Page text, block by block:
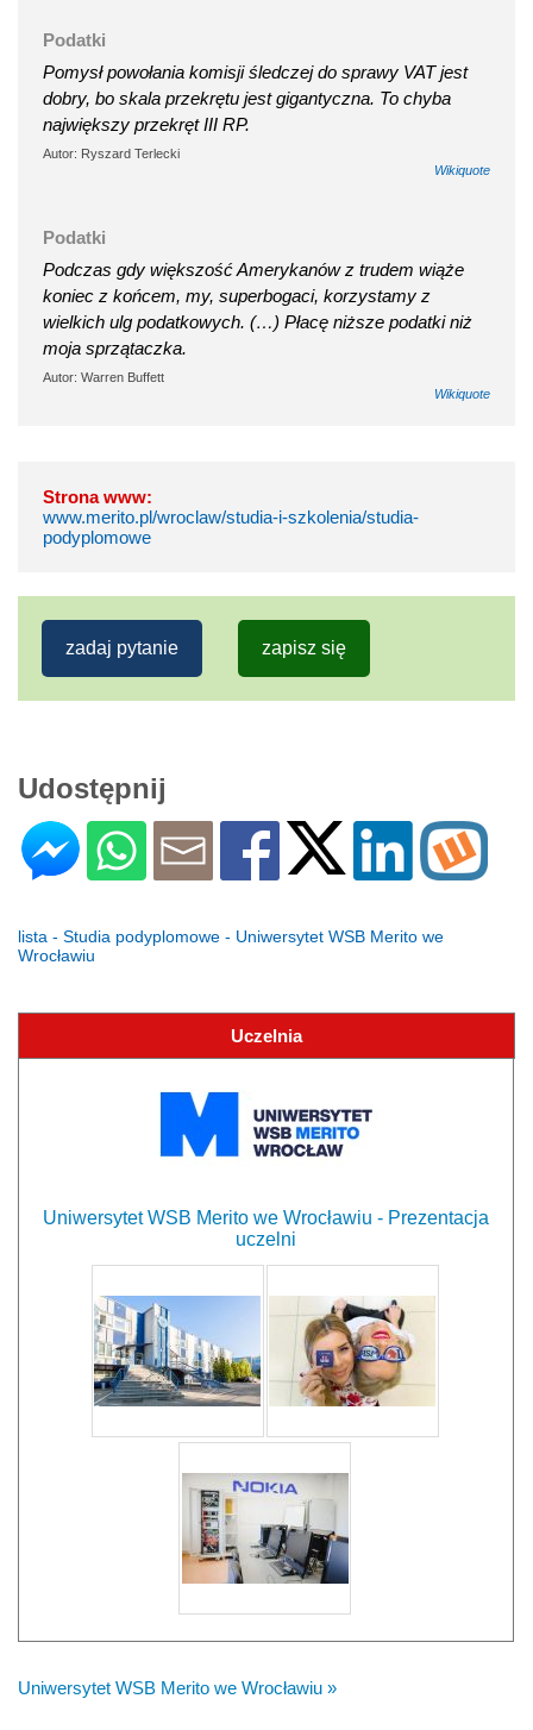
Podatki
Pomysł powołania komisji śledczej do sprawy VAT jest
dobry, bo skala przekrętu jest gigantyczna. To chyba
największy przekręt III RP.
Autor: Ryszard Terlecki
Wikiquote
Podatki
Podczas gdy większość Amerykanów z trudem wiąże
koniec z końcem, my, superbogaci, korzystamy z
wielkich ulg podatkowych. (…) Płacę niższe podatki niż
moja sprzątaczka.
Autor: Warren Buffett
Wikiquote
Strona www:
www.merito.pl/wroclaw/studia-i-szkolenia/studia-
podyplomowe
zadaj pytanie zapisz się
Udostępnij
lista - Studia podyplomowe - Uniwersytet WSB Merito we
Wrocławiu
Uczelnia
Uniwersytet WSB Merito we Wrocławiu - Prezentacja
uczelni
Uniwersytet WSB Merito we Wrocławiu »